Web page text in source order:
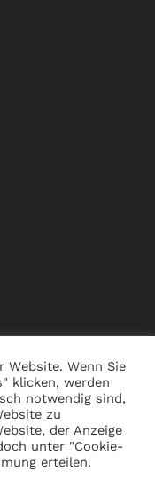
Website. Wenn Sie
klicken, werden
notwendig sind,
zu
der Anzeige
unter "Cookie-
erteilen.